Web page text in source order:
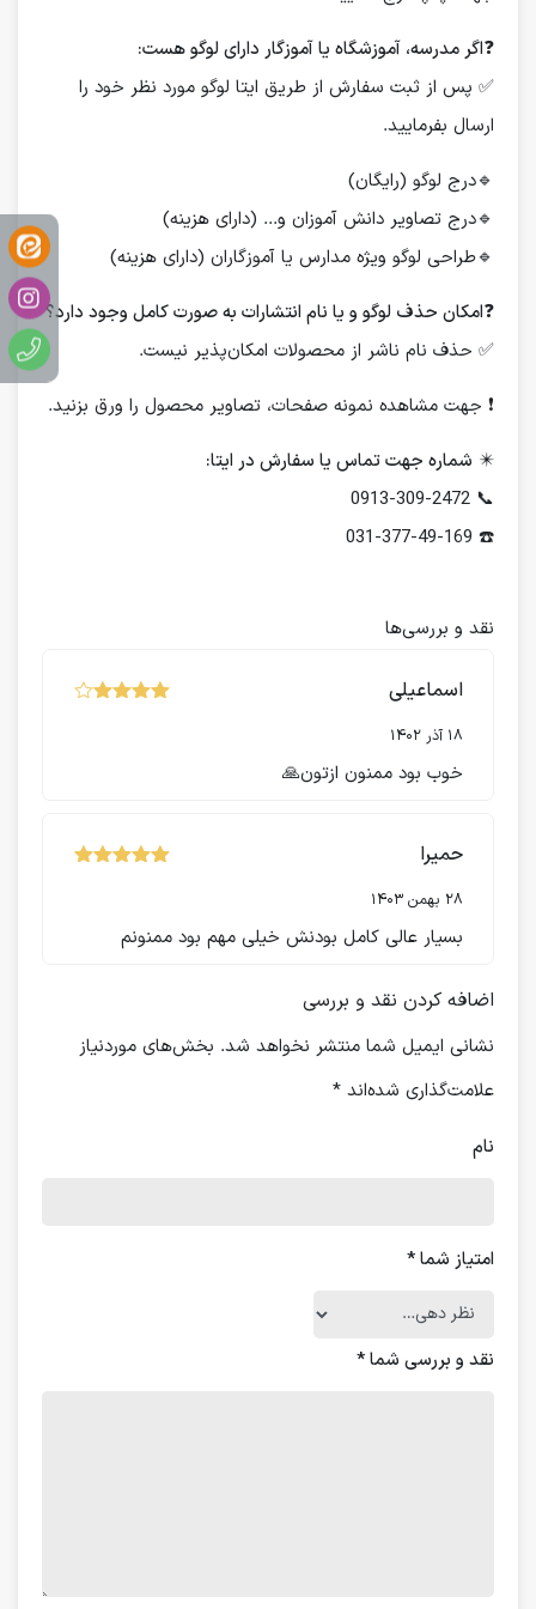
❓اگر مدرسه، آموزشگاه یا آموزگار دارای لوگو هست:
✅ پس از ثبت سفارش از طریق ایتا لوگو مورد نظر خود را
ارسال بفرمایید.
🔹درج لوگو (رایگان)
🔹درج تصاویر دانش آموزان و... (دارای هزینه)
🔹طراحی لوگو ویژه مدارس یا آموزگاران (دارای هزینه)
❓امکان حذف لوگو و یا نام انتشارات به صورت کامل وجود دارد؟
✅ حذف نام ناشر از محصولات امکان‌پذیر نیست.
❗️ جهت مشاهده نمونه صفحات، تصاویر محصول را ورق بزنید.
✴️ شماره جهت تماس یا سفارش در ایتا:
📞 0913-309-2472
☎️ 031-377-49-169
نقد و بررسی‌ها
اسماعیلی
18 آذر 1402
خوب بود ممنون ازتون🙏
حمیرا
28 بهمن 1403
بسیار عالی کامل بودنش خیلی مهم بود ممنونم
اضافه کردن نقد و بررسی
نشانی ایمیل شما منتشر نخواهد شد. بخش‌های موردنیاز
علامت‌گذاری شده‌اند *
نام
امتیاز شما*
نقد و بررسی شما*